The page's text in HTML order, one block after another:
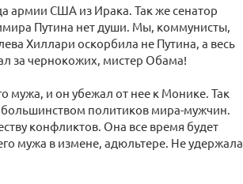
армии США из Ирака. Так же сенатор
Путина нет души. Мы, коммунисты,
Хиллари оскорбила не Путина, а весь
за чернокожих, мистер Обама!
мужа, и он убежал от нее к Монике. Так
большинством политиков мира-мужчин.
конфликтов. Она все время будет
мужа в измене, адюльтере. Не удержала